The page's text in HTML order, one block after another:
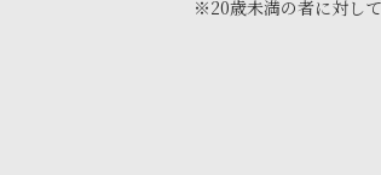
※20歳未満の者に対し